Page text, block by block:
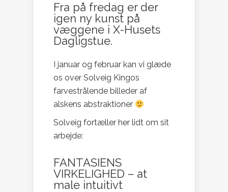
Fra på fredag er der
igen ny kunst på
væggene i X-Husets
Dagligstue.
I januar og februar kan vi glæde
os over Solveig Kingos
farvestrålende billeder af
alskens abstraktioner
Solveig fortæller her lidt om sit
arbejde:
FANTASIENS
VIRKELIGHED – at
male intuitivt